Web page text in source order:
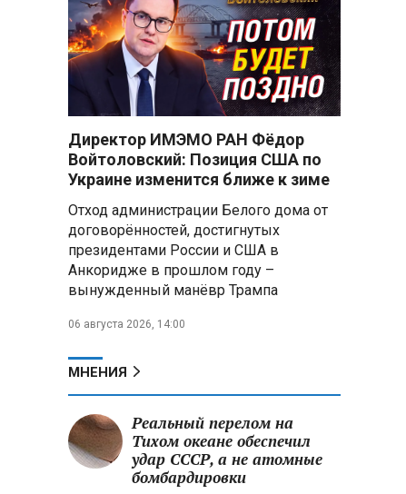
Директор ИМЭМО РАН Фёдор
Войтоловский: Позиция США по
Украине изменится ближе к зиме
Отход администрации Белого дома от
договорённостей, достигнутых
президентами России и США в
Анкоридже в прошлом году –
вынужденный манёвр Трампа
06 августа 2026, 14:00
МНЕНИЯ
Реальный перелом на
Тихом океане обеспечил
удар СССР, а не атомные
бомбардировки